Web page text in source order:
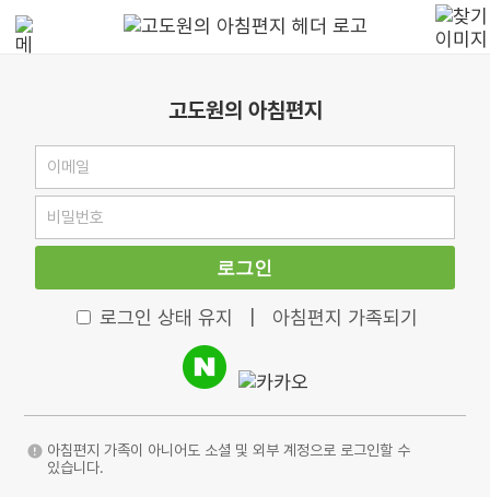
고도원의 아침편지
로그인
로그인 상태 유지 아침편지 가족되기
아침편지 가족이 아니어도 소셜 및 외부 계정으로 로그인할 수
있습니다.